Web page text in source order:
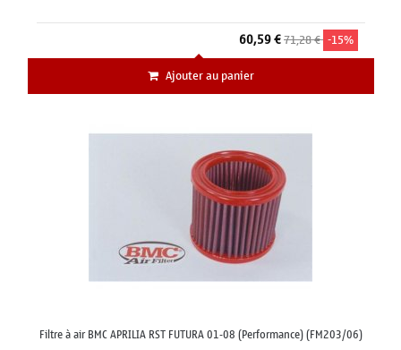
60,59 €71,28 € -15%
Ajouter au panier
Filtre à air BMC APRILIA RST FUTURA 01-08 (Performance) (FM203/06)